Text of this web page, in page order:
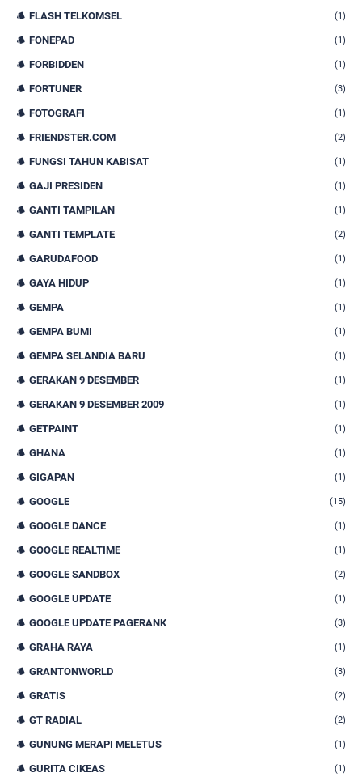
FLASH TELKOMSEL (1)
FONEPAD (1)
FORBIDDEN (1)
FORTUNER (3)
FOTOGRAFI (1)
FRIENDSTER.COM (2)
FUNGSI TAHUN KABISAT (1)
GAJI PRESIDEN (1)
GANTI TAMPILAN (1)
GANTI TEMPLATE (2)
GARUDAFOOD (1)
GAYA HIDUP (1)
GEMPA (1)
GEMPA BUMI (1)
GEMPA SELANDIA BARU (1)
GERAKAN 9 DESEMBER (1)
GERAKAN 9 DESEMBER 2009 (1)
GETPAINT (1)
GHANA (1)
GIGAPAN (1)
GOOGLE (15)
GOOGLE DANCE (1)
GOOGLE REALTIME (1)
GOOGLE SANDBOX (2)
GOOGLE UPDATE (1)
GOOGLE UPDATE PAGERANK (3)
GRAHA RAYA (1)
GRANTONWORLD (3)
GRATIS (2)
GT RADIAL (2)
GUNUNG MERAPI MELETUS (1)
GURITA CIKEAS (1)